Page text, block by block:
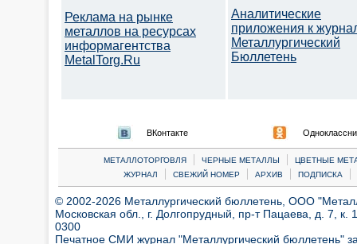
Реклама на рынке
металлов на ресурсах
информагентства
MetalTorg.Ru
Аналитические
приложения к
Металлургический
Бюллетень
ВКонтакте
МЕТАЛЛОТОРГОВЛЯ | ЧЕРНЫЕ МЕТАЛЛЫ |
ЦВЕТНЫЕ
ЖУРНАЛ
| СВЕЖИЙ НОМЕР | АРХИВ | ПОДПИСКА |
© 2002-2026 Металлургический бюллетень, ООО
Московская обл., г. Долгопрудный, пр-т Пацаева, д. 7,
0300
Печатное СМИ журнал "Металлургический бюллетень"